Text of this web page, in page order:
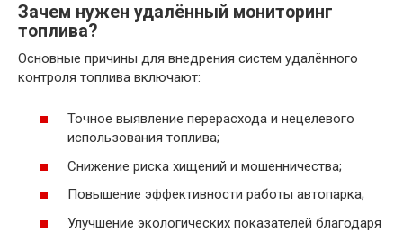
Зачем нужен удалённый мониторинг
топлива?
Основные причины для внедрения систем удалённого
контроля топлива включают:
Точное выявление перерасхода и нецелевого
использования топлива;
Снижение риска хищений и мошенничества;
Повышение эффективности работы автопарка;
Улучшение экологических показателей благодаря